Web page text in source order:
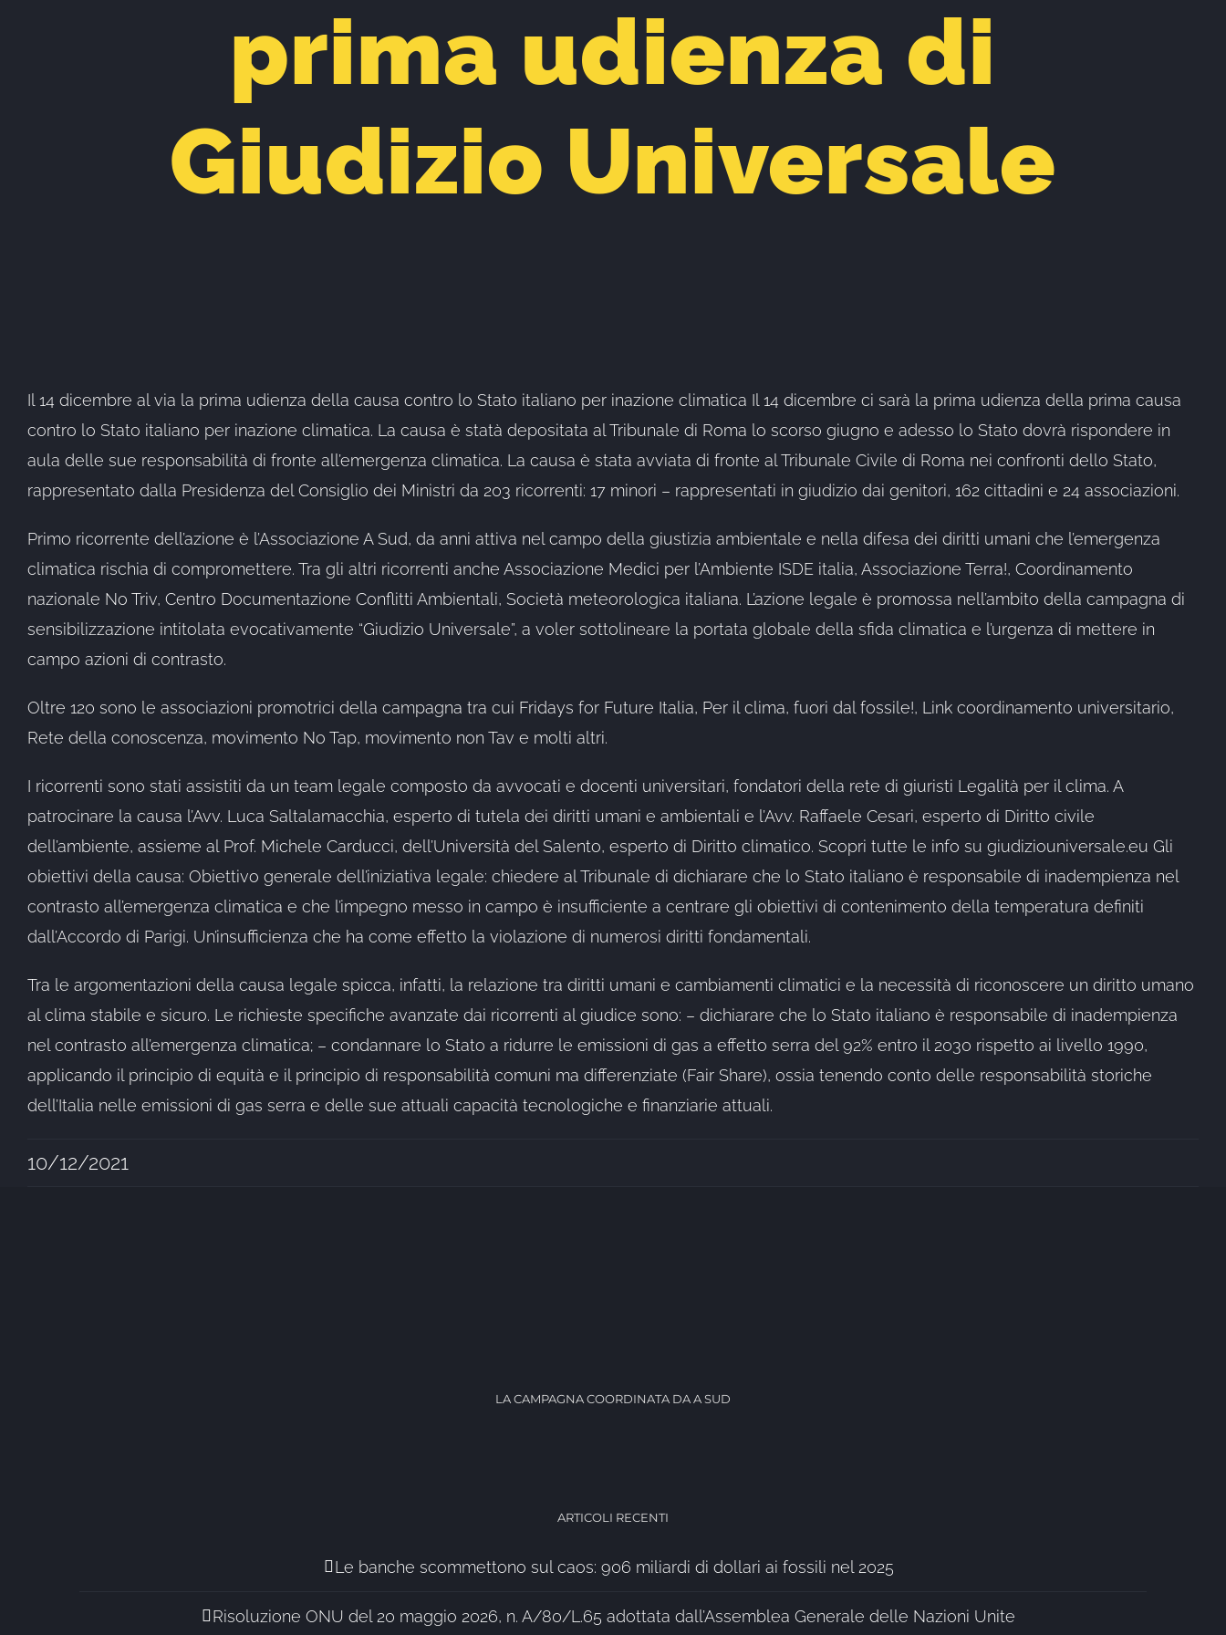
prima udienza di
Giudizio Universale
Il 14 dicembre al via la prima udienza della causa contro lo Stato italiano per inazione climatica Il 14 dicembre ci sarà la prima udienza della prima causa
contro lo Stato italiano per inazione climatica. La causa è statà depositata al Tribunale di Roma lo scorso giugno e adesso lo Stato dovrà rispondere in
aula delle sue responsabilità di fronte all’emergenza climatica. La causa è stata avviata di fronte al Tribunale Civile di Roma nei confronti dello Stato,
rappresentato dalla Presidenza del Consiglio dei Ministri da 203 ricorrenti: 17 minori – rappresentati in giudizio dai genitori, 162 cittadini e 24 associazioni.
Primo ricorrente dell’azione è l’Associazione A Sud, da anni attiva nel campo della giustizia ambientale e nella difesa dei diritti umani che l’emergenza
climatica rischia di compromettere. Tra gli altri ricorrenti anche Associazione Medici per l’Ambiente ISDE italia, Associazione Terra!, Coordinamento
nazionale No Triv, Centro Documentazione Conflitti Ambientali, Società meteorologica italiana. L’azione legale è promossa nell’ambito della campagna di
sensibilizzazione intitolata evocativamente “Giudizio Universale”, a voler sottolineare la portata globale della sfida climatica e l’urgenza di mettere in
campo azioni di contrasto.
Oltre 120 sono le associazioni promotrici della campagna tra cui Fridays for Future Italia, Per il clima, fuori dal fossile!, Link coordinamento universitario,
Rete della conoscenza, movimento No Tap, movimento non Tav e molti altri.
I ricorrenti sono stati assistiti da un team legale composto da avvocati e docenti universitari, fondatori della rete di giuristi Legalità per il clima. A
patrocinare la causa l’Avv. Luca Saltalamacchia, esperto di tutela dei diritti umani e ambientali e l’Avv. Raffaele Cesari, esperto di Diritto civile
dell’ambiente, assieme al Prof. Michele Carducci, dell’Università del Salento, esperto di Diritto climatico. Scopri tutte le info su giudiziouniversale.eu Gli
obiettivi della causa: Obiettivo generale dell’iniziativa legale: chiedere al Tribunale di dichiarare che lo Stato italiano è responsabile di inadempienza nel
contrasto all’emergenza climatica e che l’impegno messo in campo è insufficiente a centrare gli obiettivi di contenimento della temperatura definiti
dall’Accordo di Parigi. Un’insufficienza che ha come effetto la violazione di numerosi diritti fondamentali.
Tra le argomentazioni della causa legale spicca, infatti, la relazione tra diritti umani e cambiamenti climatici e la necessità di riconoscere un diritto umano
al clima stabile e sicuro. Le richieste specifiche avanzate dai ricorrenti al giudice sono: – dichiarare che lo Stato italiano è responsabile di inadempienza
nel contrasto all’emergenza climatica; – condannare lo Stato a ridurre le emissioni di gas a effetto serra del 92% entro il 2030 rispetto ai livello 1990,
applicando il principio di equità e il principio di responsabilità comuni ma differenziate (Fair Share), ossia tenendo conto delle responsabilità storiche
dell’Italia nelle emissioni di gas serra e delle sue attuali capacità tecnologiche e finanziarie attuali.
10/12/2021
LA CAMPAGNA COORDINATA DA A SUD
ARTICOLI RECENTI
Le banche scommettono sul caos: 906 miliardi di dollari ai fossili nel 2025
Risoluzione ONU del 20 maggio 2026, n. A/80/L.65 adottata dall’Assemblea Generale delle Nazioni Unite